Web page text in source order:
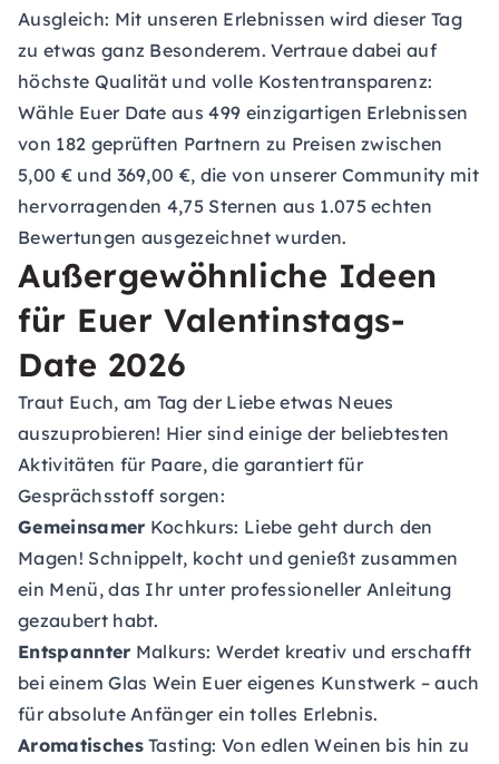
Ausgleich: Mit unseren Erlebnissen wird dieser Tag
zu etwas ganz Besonderem. Vertraue dabei auf
höchste Qualität und volle Kostentransparenz:
Wähle Euer Date aus 499 einzigartigen Erlebnissen
von 182 geprüften Partnern zu Preisen zwischen
5,00 € und 369,00 €, die von unserer Community mit
hervorragenden 4,75 Sternen aus 1.075 echten
Bewertungen ausgezeichnet wurden.
Außergewöhnliche Ideen
für Euer Valentinstags-
Date 2026
Traut Euch, am Tag der Liebe etwas Neues
auszuprobieren! Hier sind einige der beliebtesten
Aktivitäten für Paare, die garantiert für
Gesprächsstoff sorgen:
Gemeinsamer Kochkurs: Liebe geht durch den
Magen! Schnippelt, kocht und genießt zusammen
ein Menü, das Ihr unter professioneller Anleitung
gezaubert habt.
Entspannter Malkurs: Werdet kreativ und erschafft
bei einem Glas Wein Euer eigenes Kunstwerk – auch
für absolute Anfänger ein tolles Erlebnis.
Aromatisches Tasting: Von edlen Weinen bis hin zu